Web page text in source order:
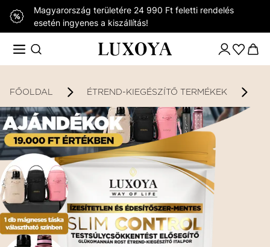
Magyarország területére 24 990 Ft feletti rendelés
esetén ingyenes a kiszállítás!
FŐOLDAL ÉTREND-KIEGÉSZÍTŐ TERMÉKEK